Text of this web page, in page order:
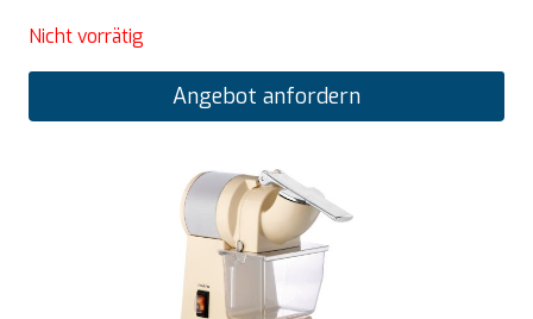
Nicht vorrätig
Angebot anfordern